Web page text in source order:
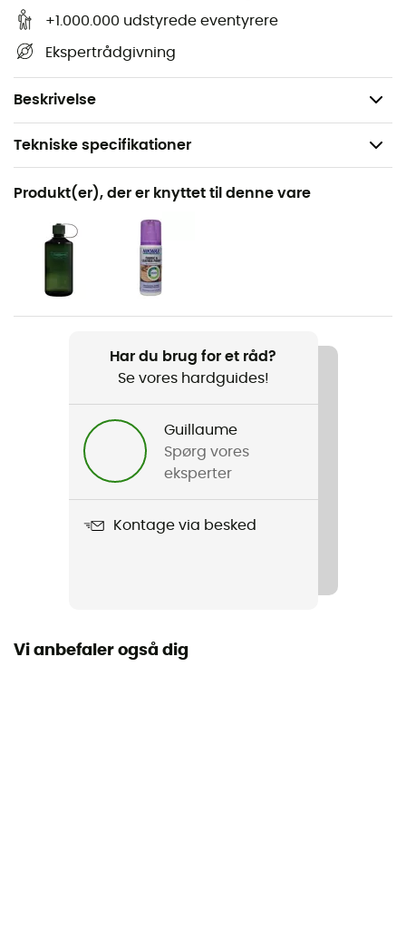
+1.000.000 udstyrede eventyrere
Ekspertrådgivning
Beskrivelse
Mesh FriXion White
: super-grebende mesh med høj
holdbarhed og uden aftryk. Ideel til
præstationsorienterede mountain running sko og
indendørs klatresko.
Tekniske specifikationer
Anbefales til
Vægt
Ultra Raptor II Mid GTX
Anvendt teknologi
Mellemsål
Produkt(er), der er knyttet til denne vare
Har du brug for et råd?
Se vores hardguides!
Guillaume
Spørg vores
eksperter
Kontage via besked
Vi anbefaler også dig